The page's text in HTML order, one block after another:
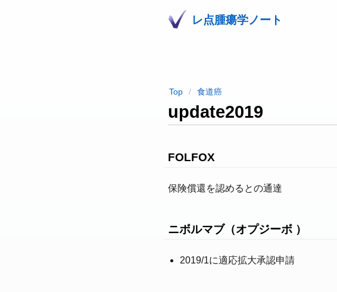
レ点腫瘍学ノート
Top 食道癌
update2019
FOLFOX
保険償還を認めるとの通達
ニボルマブ（オプジーボ ）
2019/1に適応拡大承認申請